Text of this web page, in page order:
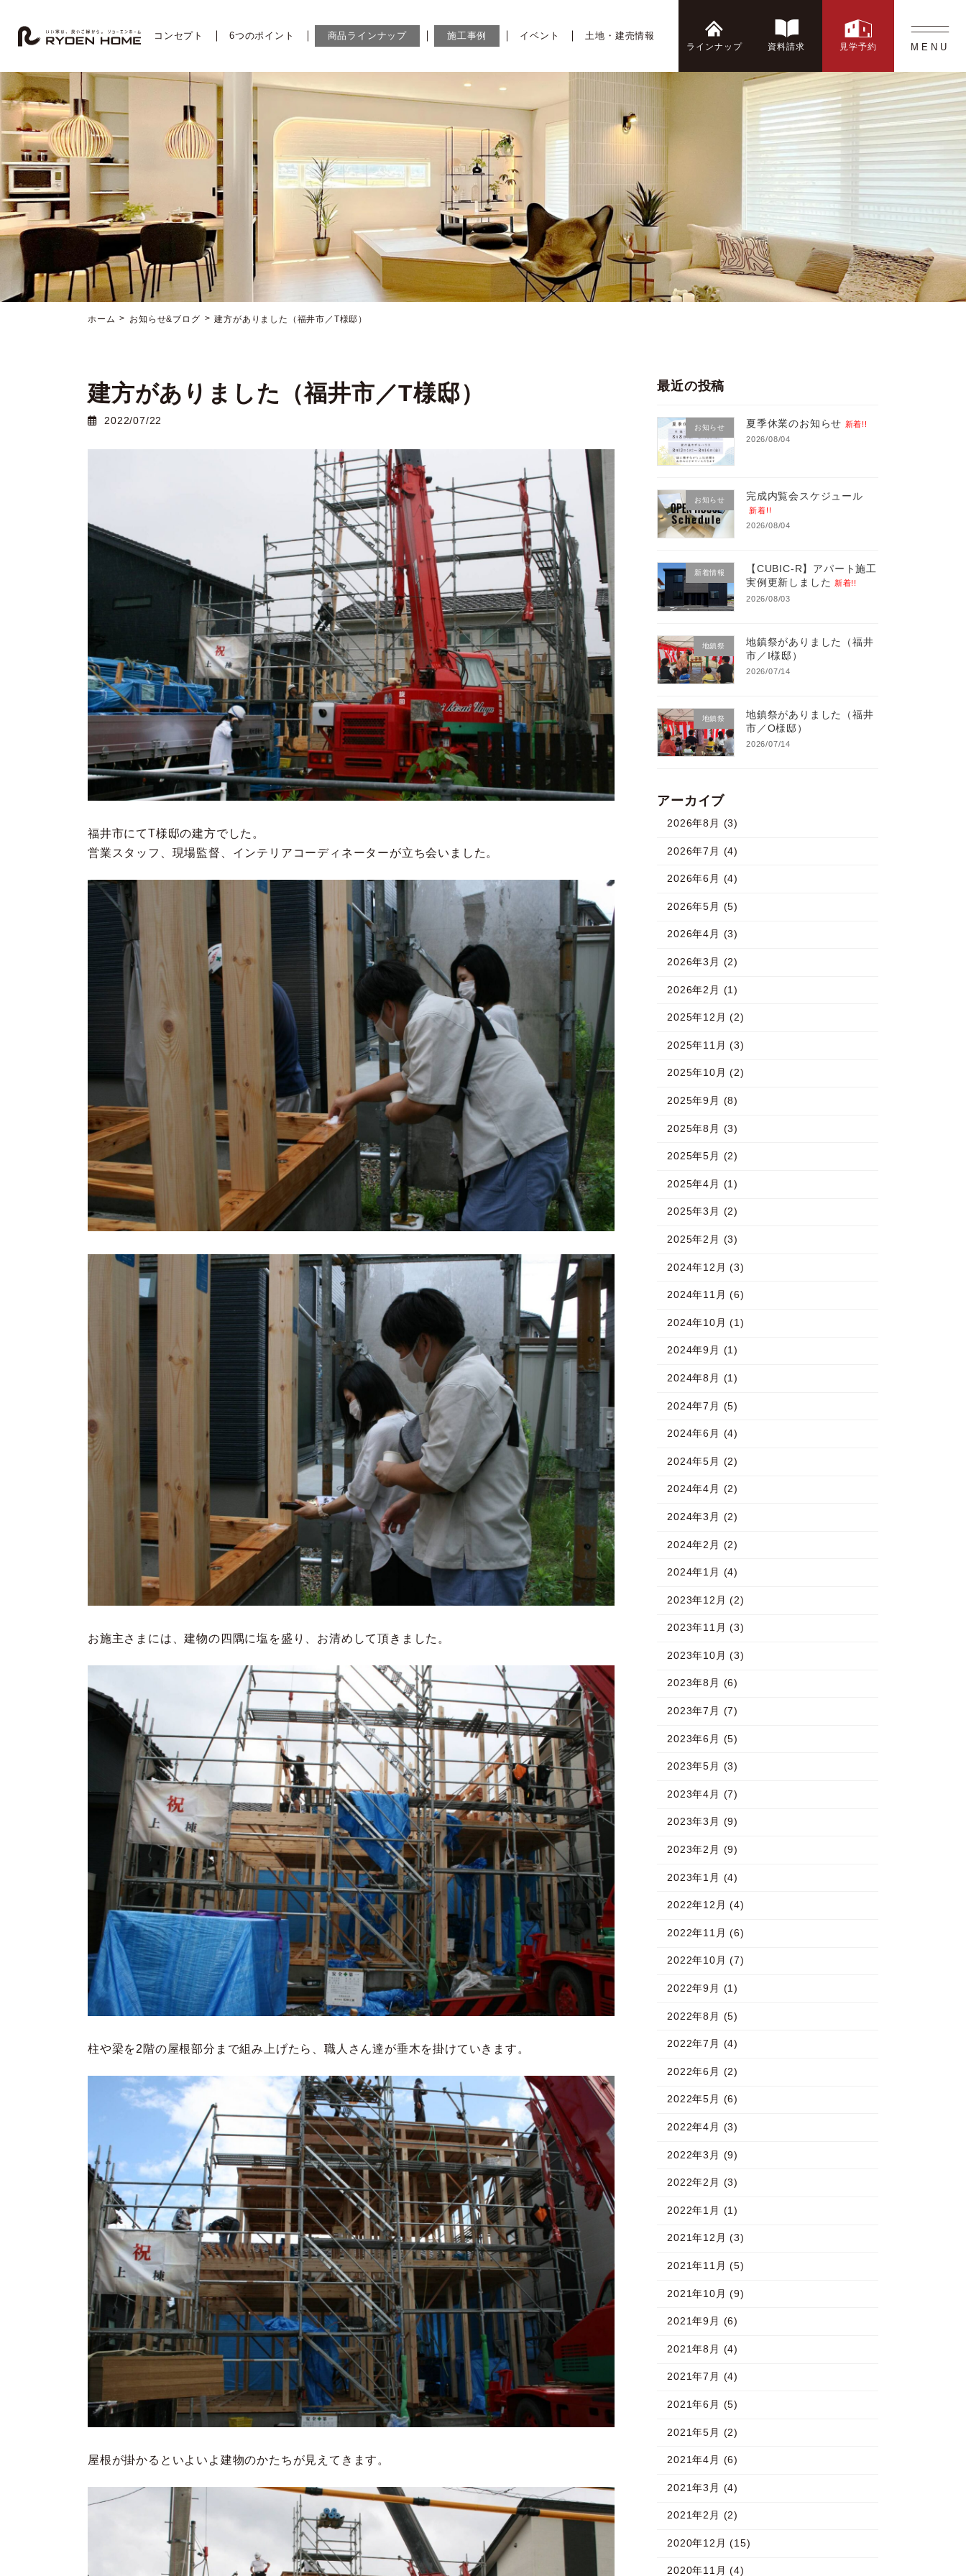
ス
キ
ン
に
コンセプト 6つのポイント 商品ラインナップ 施工事例 イベント 土地・建売情報
ラインナップ 資料請求 見学予約 MENU
ホーム お知らせ&ブログ 建方がありました（福井市／T様邸）
建方がありました（福井市／T様邸）
2022/07/22
福井市にてT様邸の建方でした。
営業スタッフ、現場監督、インテリアコーディネーターが立ち会いました。
お施主さまには、建物の四隅に塩を盛り、お清めして頂きました。
柱や梁を2階の屋根部分まで組み上げたら、職人さん達が垂木を掛けていきます。
屋根が掛かるといよいよ建物のかたちが見えてきます。
最近の投稿
お知らせ 夏季休業のお知らせ 新着!!
2026/08/04
お知らせ 完成内覧会スケジュール
新着!!
2026/08/04
新着情報
【CUBIC-R】アパート施工
実例更新しました
新着!!
2026/08/03
地鎮祭
地鎮祭がありました（福井
市／I様邸）
2026/07/14
地鎮祭
地鎮祭がありました（福井
市／O様邸）
2026/07/14
アーカイブ
2026年8月 (3)
2026年7月 (4)
2026年6月 (4)
2026年5月 (5)
2026年4月 (3)
2026年3月 (2)
2026年2月 (1)
2025年12月 (2)
2025年11月 (3)
2025年10月 (2)
2025年9月 (8)
2025年8月 (3)
2025年5月 (2)
2025年4月 (1)
2025年3月 (2)
2025年2月 (3)
2024年12月 (3)
2024年11月 (6)
2024年10月 (1)
2024年9月 (1)
2024年8月 (1)
2024年7月 (5)
2024年6月 (4)
2024年5月 (2)
2024年4月 (2)
2024年3月 (2)
2024年2月 (2)
2024年1月 (4)
2023年12月 (2)
2023年11月 (3)
2023年10月 (3)
2023年8月 (6)
2023年7月 (7)
2023年6月 (5)
2023年5月 (3)
2023年4月 (7)
2023年3月 (9)
2023年2月 (9)
2023年1月 (4)
2022年12月 (4)
2022年11月 (6)
2022年10月 (7)
2022年9月 (1)
2022年8月 (5)
2022年7月 (4)
2022年6月 (2)
2022年5月 (6)
2022年4月 (3)
2022年3月 (9)
2022年2月 (3)
2022年1月 (1)
2021年12月 (3)
2021年11月 (5)
2021年10月 (9)
2021年9月 (6)
2021年8月 (4)
2021年7月 (4)
2021年6月 (5)
2021年5月 (2)
2021年4月 (6)
2021年3月 (4)
2021年2月 (2)
2020年12月 (15)
2020年11月 (4)